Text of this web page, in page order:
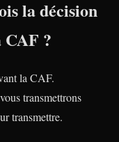
la décision
CAF ?
la CAF.
transmettrons
transmettre.